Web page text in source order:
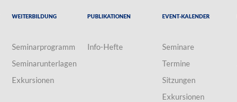
Weiterbildung
Seminarprogramm
Seminarunterlagen
Exkursionen
Publikationen
Info-Hefte
Event-Kalender
Seminare
Termine
Sitzungen
Exkursionen